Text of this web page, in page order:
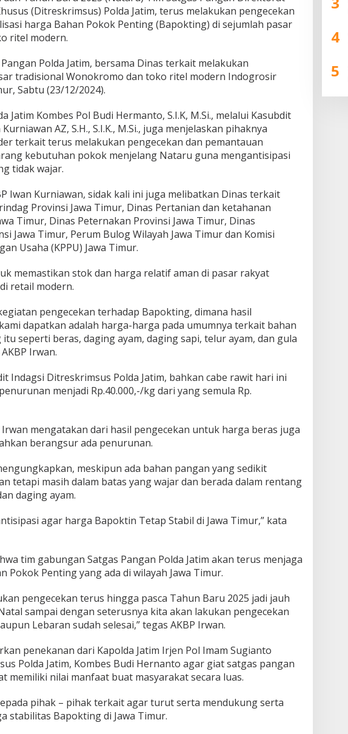
(Ditreskrimsus) Polda Jatim, terus melakukan pengecekan
harga Bahan Pokok Penting (Bapokting) di sejumlah pasar
ritel modern.
Polda Jatim, bersama Dinas terkait melakukan
tradisional Wonokromo dan toko ritel modern Indogrosir
Sabtu (23/12/2024).
Jatim Kombes Pol Budi Hermanto, S.I.K, M.Si., melalui Kasubdit
AZ, S.H., S.I.K., M.Si., juga menjelaskan pihaknya
terkait terus melakukan pengecekan dan pemantauan
kebutuhan pokok menjelang Nataru guna mengantisipasi
tidak wajar.
Iwan Kurniawan, sidak kali ini juga melibatkan Dinas terkait
Provinsi Jawa Timur, Dinas Pertanian dan ketahanan
Timur, Dinas Peternakan Provinsi Jawa Timur, Dinas
Jawa Timur, Perum Bulog Wilayah Jawa Timur dan Komisi
Usaha (KPPU) Jawa Timur.
memastikan stok dan harga relatif aman di pasar rakyat
retail modern.
pengecekan terhadap Bapokting, dimana hasil
dapatkan adalah harga-harga pada umumnya terkait bahan
seperti beras, daging ayam, daging sapi, telur ayam, dan gula
Irwan.
Indagsi Ditreskrimsus Polda Jatim, bahkan cabe rawit hari ini
menjadi Rp.40.000,-/kg dari yang semula Rp.
Irwan mengatakan dari hasil pengecekan untuk harga beras juga
berangsur ada penurunan.
meskipun ada bahan pangan yang sedikit
tetapi masih dalam batas yang wajar dan berada dalam rentang
daging ayam.
agar harga Bapoktin Tetap Stabil di Jawa Timur,” kata
tim gabungan Satgas Pangan Polda Jatim akan terus menjaga
Pokok Penting yang ada di wilayah Jawa Timur.
pengecekan terus hingga pasca Tahun Baru 2025 jadi jauh
sampai dengan seterusnya kita akan lakukan pengecekan
Lebaran sudah selesai,” tegas AKBP Irwan.
penekanan dari Kapolda Jatim Irjen Pol Imam Sugianto
Polda Jatim, Kombes Budi Hernanto agar giat satgas pangan
memiliki nilai manfaat buat masyarakat secara luas.
pihak – pihak terkait agar turut serta mendukung serta
stabilitas Bapokting di Jawa Timur.
4
5